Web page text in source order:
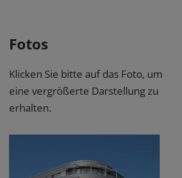
Fotos
Klicken Sie bitte auf das Foto, um
eine vergrößerte Darstellung zu
erhalten.